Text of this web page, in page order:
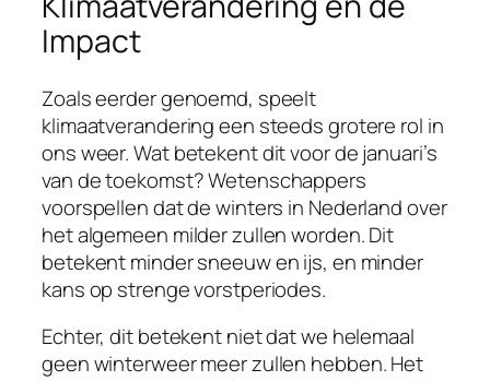
Impact
Zoals eerder genoemd, speelt
klimaatverandering een steeds grotere rol in
ons weer. Wat betekent dit voor de januari’s
van de toekomst? Wetenschappers
voorspellen dat de winters in Nederland over
het algemeen milder zullen worden. Dit
betekent minder sneeuw en ijs, en minder
kans op strenge vorstperiodes.
Echter, dit betekent niet dat we helemaal
geen winterweer meer zullen hebben. Het